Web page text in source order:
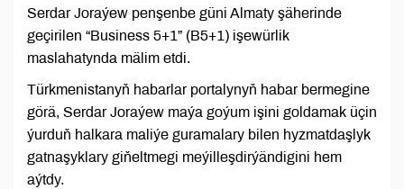
Serdar Joraýew penşenbe güni Almaty şäherinde
geçirilen “Business 5+1” (B5+1) işewürlik
maslahatynda mälim etdi.
Türkmenistanyň habarlar portalynyň habar bermegine
görä, Serdar Joraýew maýa goýum işini goldamak üçin
ýurduň halkara maliýe guramalary bilen hyzmatdaşlyk
gatnaşyklary giňeltmegi meýilleşdirýändigini hem
aýtdy.